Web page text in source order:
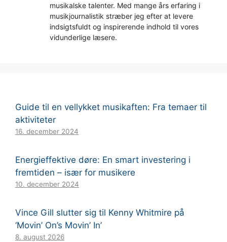
musikalske talenter. Med mange års erfaring i
musikjournalistik stræber jeg efter at levere
indsigtsfuldt og inspirerende indhold til vores
vidunderlige læsere.
Guide til en vellykket musikaften: Fra temaer til
aktiviteter
16. december 2024
Energieffektive døre: En smart investering i
fremtiden – især for musikere
10. december 2024
Vince Gill slutter sig til Kenny Whitmire på
‘Movin’ On’s Movin’ In’
8. august 2026